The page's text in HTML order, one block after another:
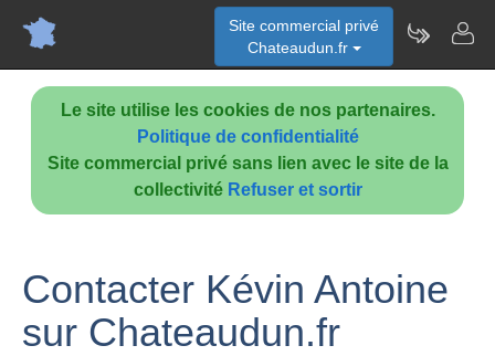
Le site utilise les cookies de nos partenaires.
Politique de confidentialité
Site commercial privé sans lien avec le site de la
collectivité Refuser et sortir
Site commercial privé
Chateaudun.fr
Contacter Kévin Antoine
sur Chateaudun.fr